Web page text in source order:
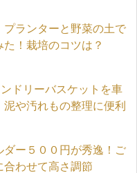
ランターと野菜の土で
！栽培のコツは？
ドリーバスケットを車
や汚れもの整理に便利
ダー５００円が秀逸！ご
わせて高さ調節